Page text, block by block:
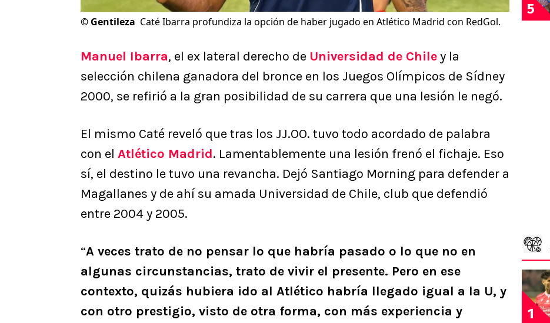
© Gentileza Caté Ibarra profundiza la opción de haber jugado en Atlético Madrid con RedGol.
Manuel Ibarra, el ex lateral derecho de Universidad de Chiley la
selección chilena ganadora del bronce en los Juegos Olímpicos de Sídney
2000, se refirió a la gran posibilidad de su carrera que una lesión le negó.
El mismo Caté reveló que tras los JJ.OO. tuvo todo acordado de palabra
con el Atlético Madrid. Lamentablemente una lesión frenó el fichaje. Eso
sí, el destino le tuvo una revancha. Dejó Santiago Morning para defender a
Magallanes y de ahí su amada Universidad de Chile, club que defendió
entre 2004 y 2005.
“A veces trato de no pensar lo que habría pasado o lo que no en
algunas circunstancias, trato de vivir el presente. Pero en ese
contexto, quizás hubiera ido al Atlético habría llegado igual a la U, y
con otro prestigio, visto de otra forma, con más experiencia y
5
1